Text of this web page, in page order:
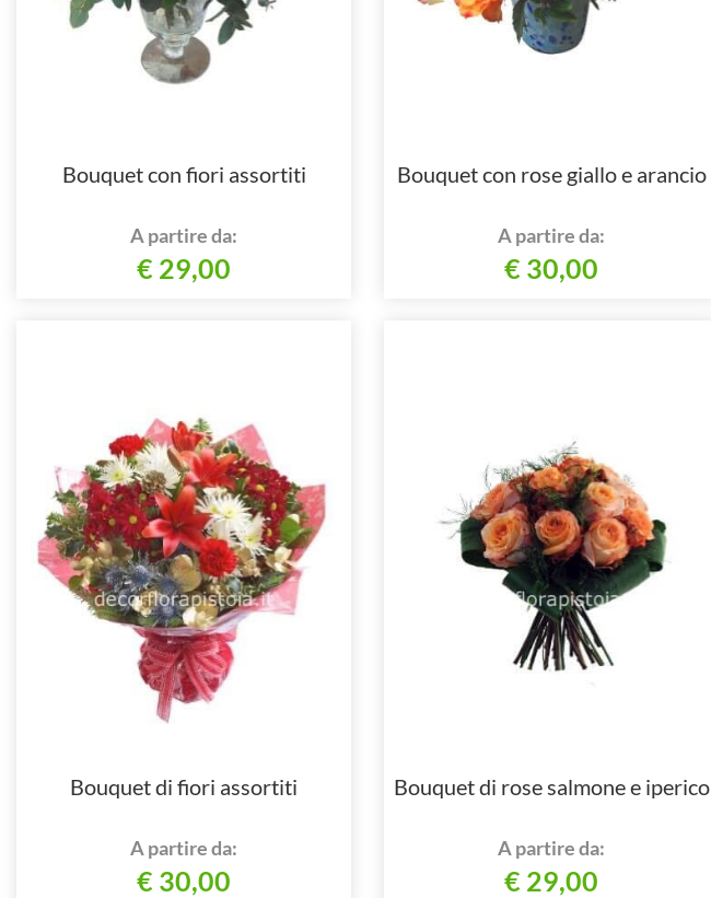
Bouquet con fiori assortiti
A partire da:
€ 29,00
Bouquet con rose giallo e arancio
A partire da:
€ 30,00
Bouquet di fiori assortiti
A partire da:
€ 30,00
Bouquet di rose salmone e iperico
A partire da:
€ 29,00